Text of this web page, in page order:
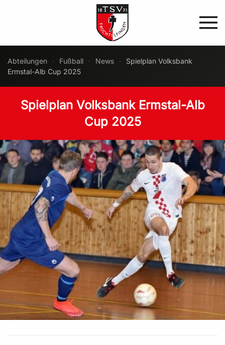
Zum Hauptinhalt springen
Abteilungen Fußball News
Spielplan Volksbank
Ermstal-Alb Cup 2025
Spielplan Volksbank Ermstal-Alb
Cup 2025